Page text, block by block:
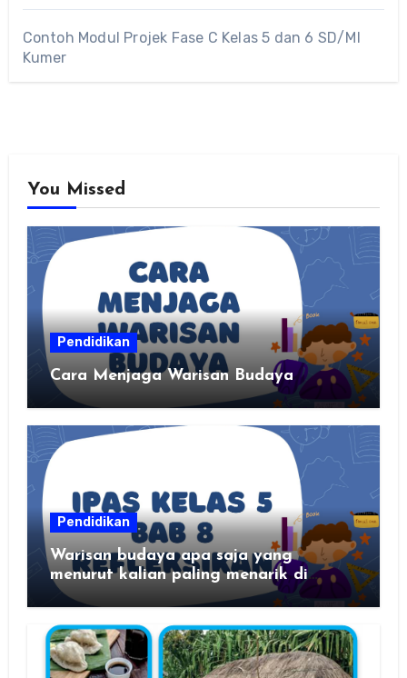
Contoh Modul Projek Fase C Kelas 5 dan 6 SD/MI
Kumer
You Missed
Pendidikan
Cara Menjaga Warisan Budaya
Pendidikan
Warisan budaya apa saja yang
menurut kalian paling menarik di